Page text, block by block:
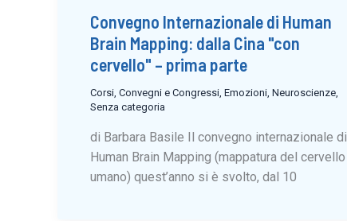
Convegno Internazionale di Human
Brain Mapping: dalla Cina "con
cervello" – prima parte
Corsi, Convegni e Congressi, Emozioni, Neuroscienze,
Senza categoria
di Barbara Basile Il convegno internazionale di
Human Brain Mapping (mappatura del cervello
umano) quest’anno si è svolto, dal 10